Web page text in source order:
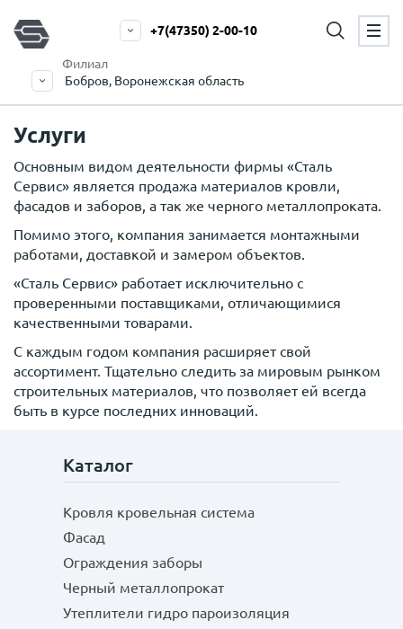
Филиал
Бобров, Воронежская область
+7(47350) 2-00-10
Услуги
Основным видом деятельности фирмы «Сталь
Сервис» является продажа материалов кровли,
фасадов и заборов, а так же черного металлопроката.
Помимо этого, компания занимается монтажными
работами, доставкой и замером объектов.
«Сталь Сервис» работает исключительно с
проверенными поставщиками, отличающимися
качественными товарами.
С каждым годом компания расширяет свой
ассортимент. Тщательно следить за мировым рынком
строительных материалов, что позволяет ей всегда
быть в курсе последних инноваций.
Каталог
Кровля кровельная система
Фасад
Ограждения заборы
Черный металлопрокат
Утеплители гидро пароизоляция